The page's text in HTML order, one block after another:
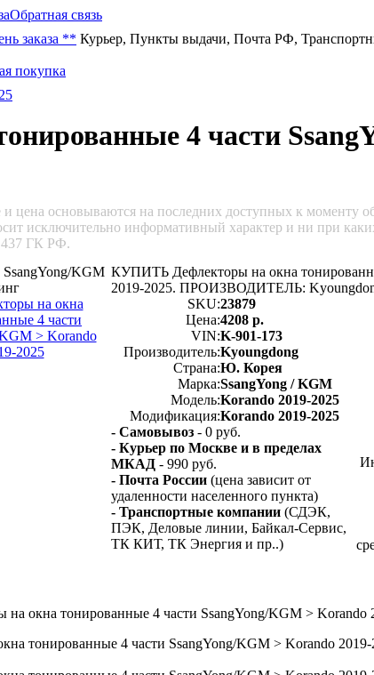
Обратная связь
заказа ** Курьер, Пункты выдачи, Почта РФ,
4 части
и цена основываются на последних доступных к моменту
исключительно информативный характер и ни при
437 ГК РФ.
КУПИТЬ Дефлекторы на окна
2019-2025. ПРОИЗВОДИТЕЛЬ:
SKU:23879
Цена:4208 р.
VIN:K-901-173
Производитель:Kyoungdong
Страна:Ю. Корея
Марка:SsangYong / KGM
Модель:Korando 2019-2025
Модификация:Korando 2019-2025
- Самовывоз - 0 руб.
- Курьер по Москве и в пределах
МКАД - 990 руб.
- Почта России (цена зависит от
удаленности населенного пункта)
- Транспортные компании (СДЭК,
ПЭК, Деловые линии, Байкал-Сервис,
ТК КИТ, ТК Энергия и пр..)
окна тонированные 4 части SsangYong/KGM >